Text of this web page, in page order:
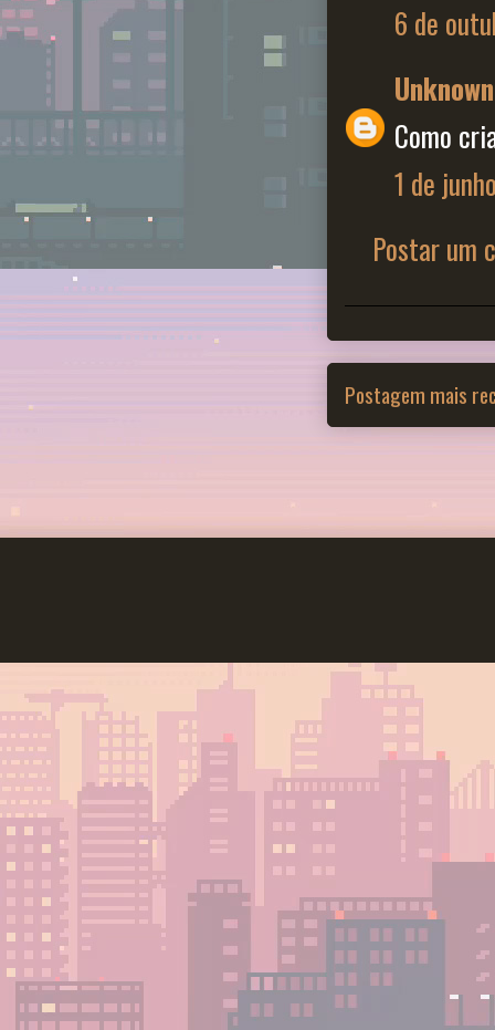
6 de
Unknown
Como
1 de
Postar um
Postagem mais